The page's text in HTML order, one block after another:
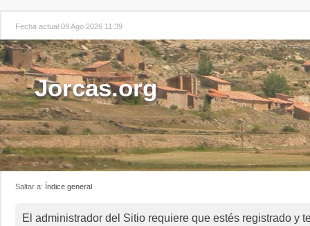
Fecha actual 09 Ago 2026 11:39
Jorcas.org
Saltar a: Índice general
El administrador del Sitio requiere que estés registrado y